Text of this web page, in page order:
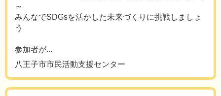
～
みんなでSDGsを活かした未来づくりに挑戦しましょ
う
参加者が...
八王子市市民活動支援センター